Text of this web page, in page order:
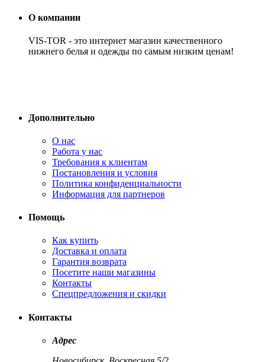
О компании
VIS-TOR - это интернет магазин качественного
нижнего белья и одежды по самым низким ценам!
Дополнительно
О нас
Работа у нас
Требования к клиентам
Постановления и условия
Политика конфиденциальности
Информация для партнеров
Помощь
Как купить
Доставка и оплата
Гарантия возврата
Посетите наши магазины
Контакты
Спецпредложения и скидки
Контакты
Адрес